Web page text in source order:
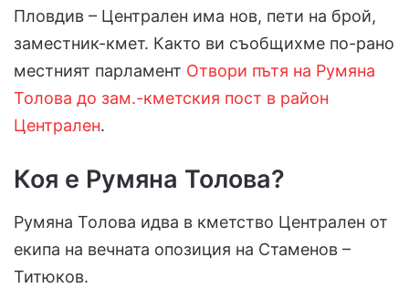
Пловдив – Централен има нов, пети на брой,
заместник-кмет. Както ви съобщихме по-рано
местният парламент Отвори пътя на Румяна
Толова до зам.-кметския пост в район
Централен.
Коя е Румяна Толова?
Румяна Толова идва в кметство Централен от
екипа на вечната опозиция на Стаменов –
Титюков.